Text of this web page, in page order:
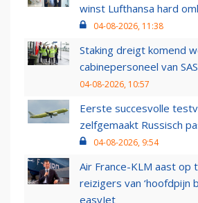
winst Lufthansa hard
04-08-2026, 11:38
Staking dreigt komend
cabinepersoneel van
04-08-2026, 10:57
Eerste succesvolle
zelfgemaakt Russisch
04-08-2026, 9:54
Air France-KLM aast op
reizigers van ‘hoofdpijn
easyJet